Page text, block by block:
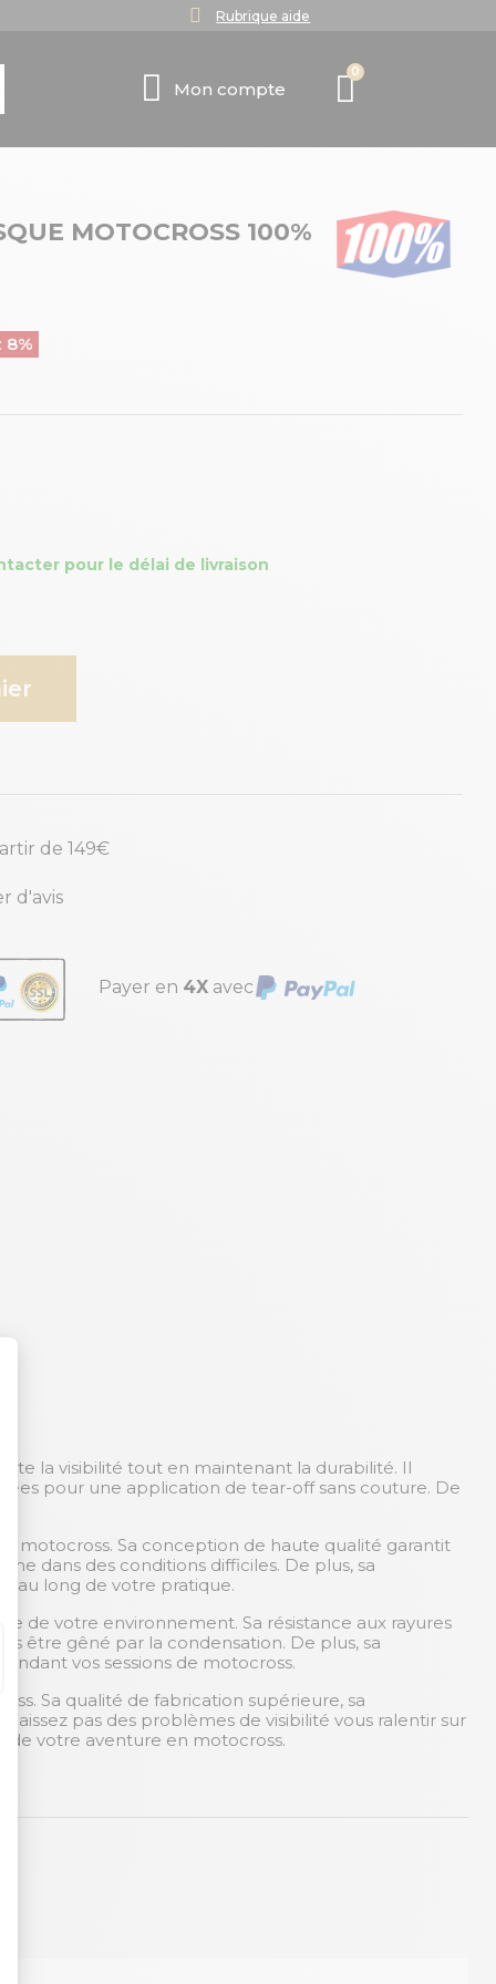
Rubrique aide
Mon compte
MOTOCROSS 100%
8%
pour le délai de livraison
de 149€
d'avis
Payer en 4Xavec
la visibilité tout en maintenant la durabilité. Il
pour une application de tear-off sans couture. De
motocross. Sa conception de haute qualité garantit
dans des conditions difficiles. De plus, sa
au long de votre pratique.
de votre environnement. Sa résistance aux rayures
être gêné par la condensation. De plus, sa
vos sessions de motocross.
Sa qualité de fabrication supérieure, sa
pas des problèmes de visibilité vous ralentir sur
votre aventure en motocross.